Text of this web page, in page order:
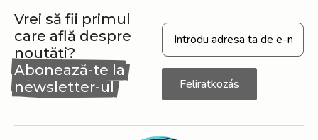
Vrei să fii primul
care află despre
noutăți?
Abonează-te la
newsletter-ul
nostru
Feliratkozás